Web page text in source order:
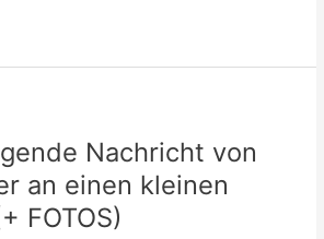
Nachricht von
an einen kleinen
FOTOS)